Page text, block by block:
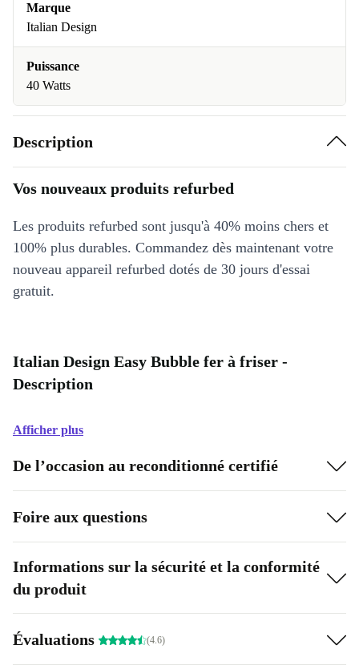
Marque
Italian Design
Puissance
40 Watts
Description
Vos nouveaux produits refurbed
Les produits refurbed sont jusqu'à 40% moins chers et
100% plus durables. Commandez dès maintenant votre
nouveau appareil refurbed dotés de 30 jours d'essai
gratuit.
Italian Design Easy Bubble fer à friser -
Description
Afficher plus
De l’occasion au reconditionné certifié
Foire aux questions
Informations sur la sécurité et la conformité
du produit
Évaluations (4.6)